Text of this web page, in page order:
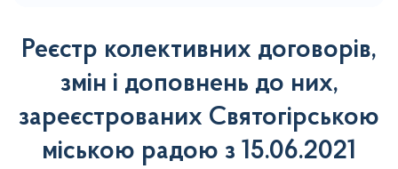
Реєстр колективних договорів,
змін і доповнень до них,
зареєстрованих Святогірською
міською радою з 15.06.2021